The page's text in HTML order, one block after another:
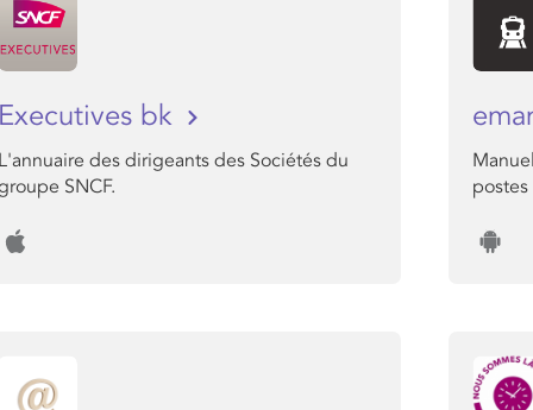
bk
des dirigeants des Sociétés du
SNCF.